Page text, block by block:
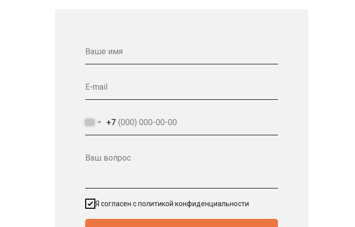
Ваше имя
E-mail
+7
Ваш вопрос
Я согласен с политикой конфиденциальности